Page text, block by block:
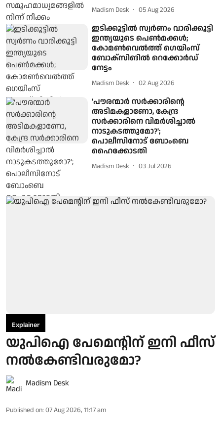
Madism Desk 05 Aug 2026
ഇടിക്കൂട്ടില്‍ സ്വര്‍ണം വാരിക്കൂട്ടി
ഇന്ത്യയുടെ പെണ്‍മക്കള്‍;
കോമണ്‍വെല്‍ത്ത് ഗെയിംസ്
ബോക്‌സിങില്‍ റെക്കോര്‍ഡ്
നേട്ടം
Madism Desk 02 Aug 2026
'പൗരന്മാര്‍ സർക്കാരിന്റെ
അടിമകളാണോ, കേന്ദ്ര
സർക്കാരിനെ വിമർശിച്ചാൽ
നാടുകടത്തുമോ?';
പൊലീസിനോട് ബോംബെ
ഹൈക്കോടതി
Madism Desk 03 Jul 2026
Explainer
യുപിഐ പേമെന്റിന് ഇനി ഫീസ്
നല്‍കേണ്ടിവരുമോ?
Madism Desk
Published on: 07 Aug 2026, 11:17 am